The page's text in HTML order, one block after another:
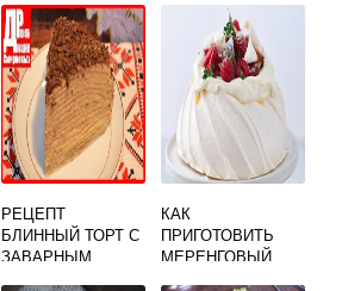
МИКРОВОЛНОВКЕ
РЕЦЕПТ
БЛИННЫЙ ТОРТ С
ЗАВАРНЫМ
КАК
ПРИГОТОВИТЬ
МЕРЕНГОВЫЙ